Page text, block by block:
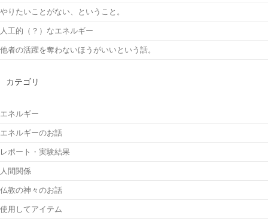
やりたいことがない、ということ。
人工的（？）なエネルギー
他者の活躍を奪わないほうがいいという話。
カテゴリ
エネルギー
エネルギーのお話
レポート・実験結果
人間関係
仏教の神々のお話
使用してアイテム